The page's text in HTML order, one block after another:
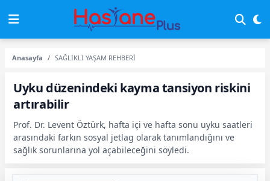
Anasayfa SAĞLIKLI YAŞAM REHBERİ
Uyku düzenindeki kayma tansiyon riskini
artırabilir
Prof. Dr. Levent Öztürk, hafta içi ve hafta sonu uyku saatleri
arasındaki farkın sosyal jetlag olarak tanımlandığını ve
sağlık sorunlarına yol açabileceğini söyledi.